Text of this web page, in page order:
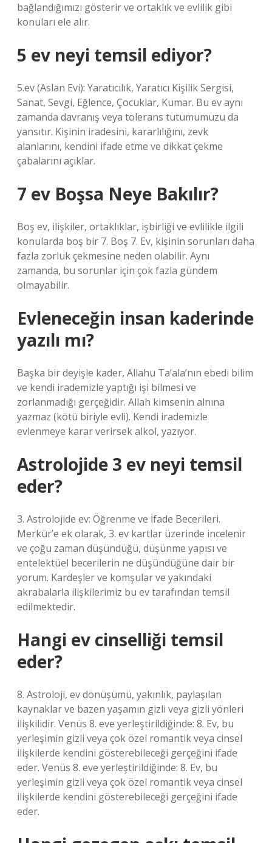
bağlandığımızı gösterir ve ortaklık ve evlilik gibi
konuları ele alır.
5 ev neyi temsil ediyor?
5.ev (Aslan Evi): Yaratıcılık, Yaratıcı Kişilik Sergisi,
Sanat, Sevgi, Eğlence, Çocuklar, Kumar. Bu ev aynı
zamanda davranış veya tolerans tutumumuzu da
yansıtır. Kişinin iradesini, kararlılığını, zevk
alanlarını, kendini ifade etme ve dikkat çekme
çabalarını açıklar.
7 ev Boşsa Neye Bakılır?
Boş ev, ilişkiler, ortaklıklar, işbirliği ve evlilikle ilgili
konularda boş bir 7. Boş 7. Ev, kişinin sorunları daha
fazla zorluk çekmesine neden olabilir. Aynı
zamanda, bu sorunlar için çok fazla gündem
olmayabilir.
Evleneceğin insan kaderinde
yazılı mı?
Başka bir deyişle kader, Allahu Ta’ala’nın ebedi bilim
ve kendi irademizle yaptığı işi bilmesi ve
zorlanmadığı gerçeğidir. Allah kimsenin alnına
yazmaz (kötü biriyle evli). Kendi irademizle
evlenmeye karar verirsek alkol, yazıyor.
Astrolojide 3 ev neyi temsil
eder?
3. Astrolojide ev: Öğrenme ve İfade Becerileri.
Merkür’e ek olarak, 3. ev kartlar üzerinde incelenir
ve çoğu zaman düşündüğü, düşünme yapısı ve
entelektüel becerilerin ne düşündüğüne dair bir
yorum. Kardeşler ve komşular ve yakındaki
akrabalarla ilişkilerimiz bu ev tarafından temsil
edilmektedir.
Hangi ev cinselliği temsil
eder?
8. Astroloji, ev dönüşümü, yakınlık, paylaşılan
kaynaklar ve bazen yaşamın gizli veya gizli yönleri
ilişkilidir. Venüs 8. eve yerleştirildiğinde: 8. Ev, bu
yerleşimin gizli veya çok özel romantik veya cinsel
ilişkilerde kendini gösterebileceği gerçeğini ifade
eder. Venüs 8. eve yerleştirildiğinde: 8. Ev, bu
yerleşimin gizli veya çok özel romantik veya cinsel
ilişkilerde kendini gösterebileceği gerçeğini ifade
eder.